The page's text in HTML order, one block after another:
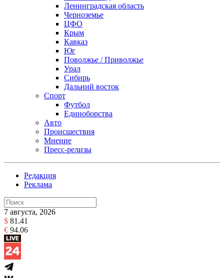
Ленинградская область
Черноземье
ЦФО
Крым
Кавказ
Юг
Поволжье / Приволжье
Урал
Сибирь
Дальний восток
Спорт
Футбол
Единоборства
Авто
Происшествия
Мнение
Пресс-релизы
Редакция
Реклама
7 августа, 2026
$ 81.41
€ 94.06